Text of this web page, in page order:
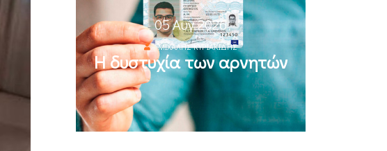
05 Αυγ 2026
ΜΙΧΆΛΗΣ ΚΥΡΙΑΚΊΔΗΣ
Η δυστυχία των αρνητών